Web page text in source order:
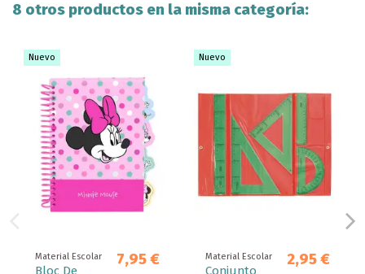
8 otros productos en la misma categoría:
Nuevo
Material Escolar
Bloc De
7,95 €
Nuevo
Material Escolar
Conjunto
2,95 €